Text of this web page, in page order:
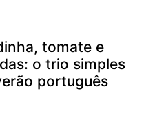
tomate e
o trio simples
português